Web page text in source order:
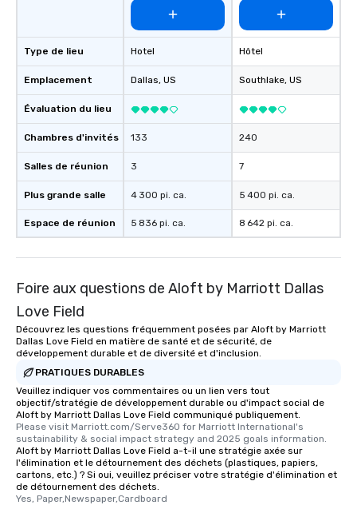
Type de lieu
Emplacement
Évaluation du lieu
Chambres d'invités
Salles de réunion
Plus grande salle
Espace de réunion
Hotel
Dallas, US
133
3
4 300 pi. ca.
5 836 pi. ca.
Hôtel
Southlake, US
240
7
5 400 pi. ca.
8 642 pi. ca.
Foire aux questions de Aloft by Marriott Dallas
Love Field
Découvrez les questions fréquemment posées par Aloft by Marriott
Dallas Love Field en matière de santé et de sécurité, de
développement durable et de diversité et d'inclusion.
PRATIQUES DURABLES
Veuillez indiquer vos commentaires ou un lien vers tout
objectif/stratégie de développement durable ou d'impact social de
Aloft by Marriott Dallas Love Field communiqué publiquement.
Please visit Marriott.com/Serve360 for Marriott International's
sustainability & social impact strategy and 2025 goals information.
Aloft by Marriott Dallas Love Field a-t-il une stratégie axée sur
l'élimination et le détournement des déchets (plastiques, papiers,
cartons, etc.) ? Si oui, veuillez préciser votre stratégie d'élimination et
de détournement des déchets.
Yes, Paper,Newspaper,Cardboard